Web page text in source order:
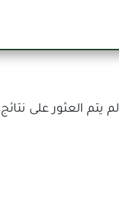
لم يتم العثور على نتائج